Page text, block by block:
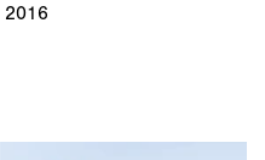
2016